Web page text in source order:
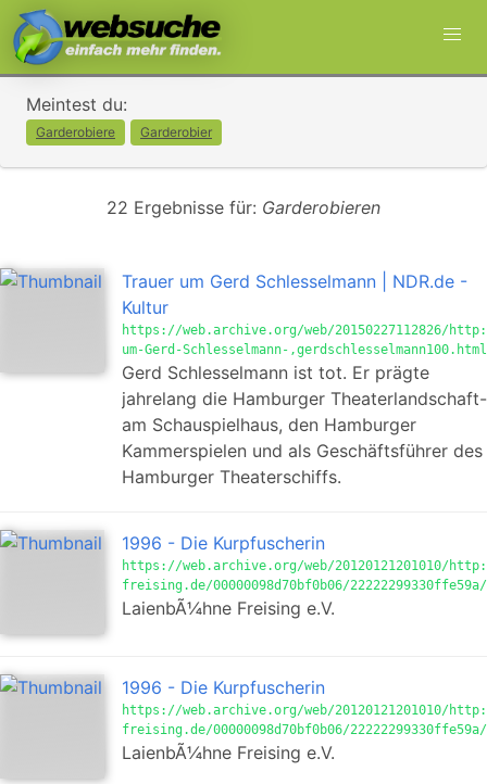
Meintest du:
Garderobiere Garderobier
22 Ergebnisse für: Garderobieren
Trauer um Gerd Schlesselmann | NDR.de -
Kultur
https://web.archive.org/web/20150227112826/
um-Gerd-Schlesselmann-,gerdschlesselmann100.html
Gerd Schlesselmann ist tot. Er prägte
jahrelang die Hamburger Theaterlandschaft-
am Schauspielhaus, den Hamburger
Kammerspielen und als Geschäftsführer des
Hamburger Theaterschiffs.
1996 - Die Kurpfuscherin
https://web.archive.org/web/20120121201010/
freising.de/00000098d70bf0b06/22222299330ffe59a/
LaienbÃ¼hne Freising e.V.
1996 - Die Kurpfuscherin
https://web.archive.org/web/20120121201010/
freising.de/00000098d70bf0b06/22222299330ffe59a/
LaienbÃ¼hne Freising e.V.